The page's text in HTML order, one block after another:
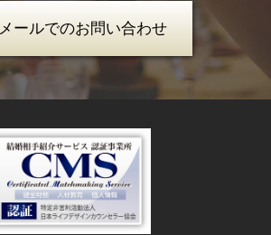
メールでのお問い合わせ